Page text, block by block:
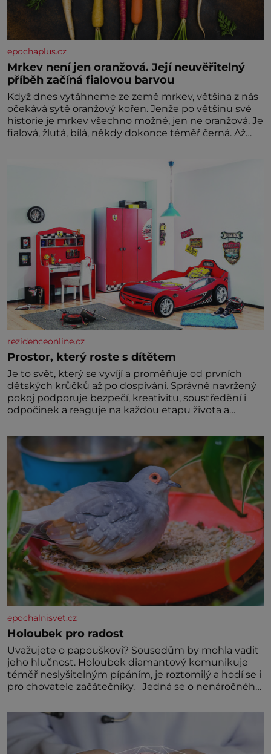
epochaplus.cz
Mrkev není jen oranžová. Její neuvěřitelný
příběh začíná fialovou barvou
Když dnes vytáhneme ze země mrkev, většina z nás
očekává sytě oranžový kořen. Jenže po většinu své
historie je mrkev všechno možné, jen ne oranžová. Je
fialová, žlutá, bílá, někdy dokonce téměř černá. Až
nedokážeme představit. Její příběh je
rezidenceonline.cz
Prostor, který roste s dítětem
Je to svět, který se vyvíjí a proměňuje od prvních
dětských krůčků až po dospívání. Správně navržený
pokoj podporuje bezpečí, kreativitu, soustředění i
odpočinek a reaguje na každou etapu života a
jednoduchost, měkkost a bezpečí, proto by pokoj
miminka měl působit především klidně a útulně.
Předškolní věk je
epochalnisvet.cz
Holoubek pro radost
Uvažujete o papouškovi? Sousedům by mohla vadit
jeho hlučnost. Holoubek diamantový komunikuje
téměř neslyšitelným pípáním, je roztomilý a hodí se i
pro chovatele začátečníky. Jedná se o nenáročného
Hodně času tráví na zemi, kde sbírá zbytky semínek
Jeho domovinou je prakticky celá Austrálie s
výjimkou pobřežní oblasti.